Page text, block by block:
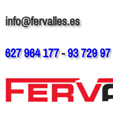
info@fervalles.es
627 964 177-93 729